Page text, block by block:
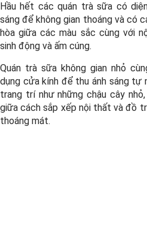
Hầu hết các quán trà sữa có
sáng để không gian thoáng và có
hòa giữa các màu sắc cùng với
sinh động và ấm cúng.
Quán trà sữa không gian nhỏ
dụng cửa kính để thu ánh sáng tự
trang trí như những chậu cây
giữa cách sắp xếp nội thất và đồ
thoáng mát.